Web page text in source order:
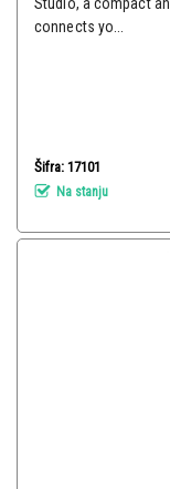
connects yo...
Šifra: 17101
Na stanju